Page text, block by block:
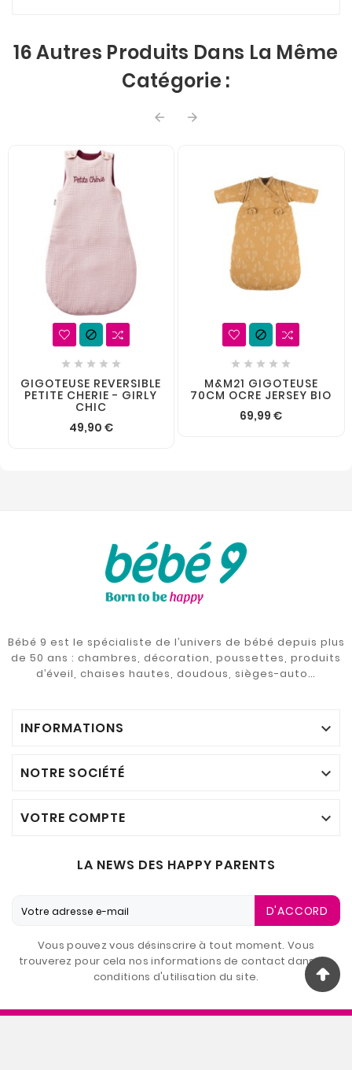
16 Autres Produits Dans La Même
Catégorie :
 

    
GIGOTEUSE REVERSIBLE
PETITE CHERIE - GIRLY
CHIC
49,90 €

    
M&M21 GIGOTEUSE
70CM OCRE JERSEY BIO
69,99 €
Bébé 9 est le spécialiste de l’univers de bébé depuis plus
de 50 ans : chambres, décoration, poussettes, produits
d’éveil, chaises hautes, doudous, sièges-auto…
INFORMATIONS 
NOTRE SOCIÉTÉ 
VOTRE COMPTE 
LA NEWS DES HAPPY PARENTS
D'ACCORD
Vous pouvez vous désinscrire à tout moment. Vous
trouverez pour cela nos informations de contact dans les
conditions d'utilisation du site.